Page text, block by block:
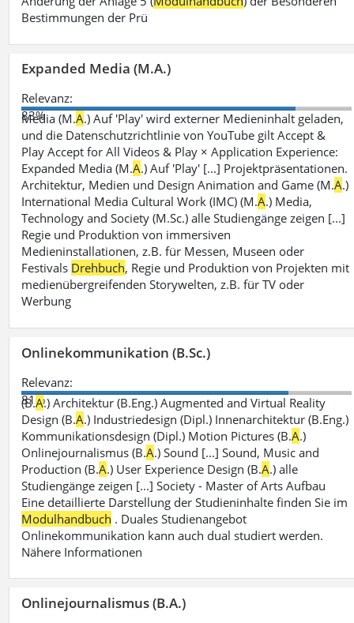
Bestimmungen der Prü
Expanded Media (M.A.)
Relevanz:
83%
Media (M.A.) Auf 'Play' wird externer Medieninhalt geladen,
und die Datenschutzrichtlinie von YouTube gilt Accept &
Play Accept for All Videos & Play × Application Experience:
Expanded Media (M.A.) Auf 'Play' [...] Projektpräsentationen.
Architektur, Medien und Design Animation and Game (M.A.)
International Media Cultural Work (IMC) (M.A.) Media,
Technology and Society (M.Sc.) alle Studiengänge zeigen [...]
Regie und Produktion von immersiven
Medieninstallationen, z.B. für Messen, Museen oder
Festivals Drehbuch, Regie und Produktion von Projekten mit
medienübergreifenden Storywelten, z.B. für TV oder
Werbung
Onlinekommunikation (B.Sc.)
Relevanz:
81%
(B.A.) Architektur (B.Eng.) Augmented and Virtual Reality
Design (B.A.) Industriedesign (Dipl.) Innenarchitektur (B.Eng.)
Kommunikationsdesign (Dipl.) Motion Pictures (B.A.)
Onlinejournalismus (B.A.) Sound [...] Sound, Music and
Production (B.A.) User Experience Design (B.A.) alle
Studiengänge zeigen [...] Society - Master of Arts Aufbau
Eine detaillierte Darstellung der Studieninhalte finden Sie im
Modulhandbuch . Duales Studienangebot
Onlinekommunikation kann auch dual studiert werden.
Nähere Informationen
Onlinejournalismus (B.A.)